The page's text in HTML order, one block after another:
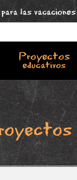
las
Proyectos
educativos